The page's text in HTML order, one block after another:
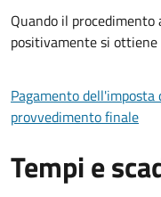
Quando il
positivamente si
Pagamento
provvedimento finale
Tempi e